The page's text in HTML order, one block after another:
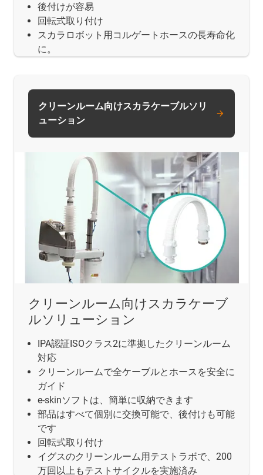
後付けが容易
回転式取り付け
スカラロボット用コルゲートホースの長寿命化
に。
クリーンルーム向けスカラケーブ
ルソリューション
IPA認証ISOクラス2に準拠したクリーンルーム
対応
クリーンルームで全ケーブルとホースを安全に
ガイド
e-skinソフトは、簡単に収納できます
部品はすべて個別に交換可能で、後付けも可能
です
回転式取り付け
イグスのクリーンルーム用テストラボで、200
万回以上もテストサイクルを実施済み
クリーンルーム向けスカラケーブルソリ
ューション